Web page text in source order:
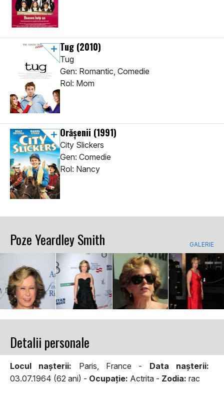
Tug (2010)
Tug
Gen: Romantic, Comedie
Rol: Mom
Orășenii (1991)
City Slickers
Gen: Comedie
Rol: Nancy
Poze Yeardley Smith GALERIE
Detalii personale
Locul naşterii: Paris, France - Data naşterii:
03.07.1964 (62 ani) - Ocupaţie: Actrita - Zodia: rac